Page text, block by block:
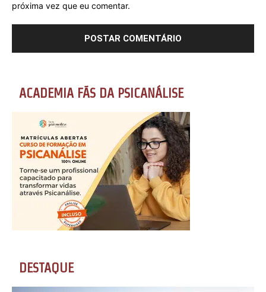
próxima vez que eu comentar.
ACADEMIA FÃS DA PSICANÁLISE
DESTAQUE